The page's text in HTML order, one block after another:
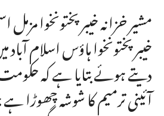
مشیر خزانہ خیبرپختونخوا
خیبرپختونخوا ہاؤس اسلام
آئینی ترمیم کا شوشہ چھوڑا